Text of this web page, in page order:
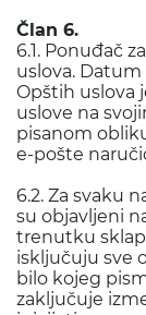
Član 6.
6.1. Ponuđač
uslova.
Opštih uslova
uslove na
pisanom
e-pošte
6.2. Za svaku
su objavljeni
trenutku
isključuju sve
bilo kojeg
zaključuje